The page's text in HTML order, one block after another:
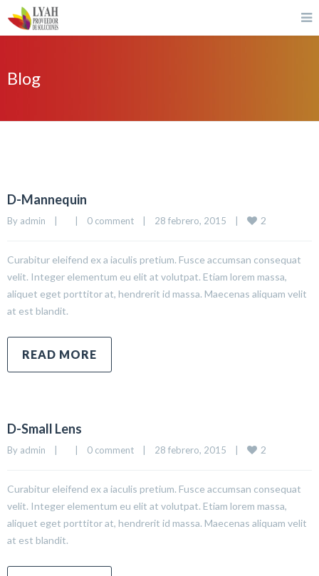
Blog
D-Mannequin
By admin 0 comment 28 febrero, 2015 2
Curabitur eleifend ex a iaculis pretium. Fusce accumsan consequat
velit. Integer elementum eu elit at volutpat. Etiam lorem massa,
aliquet eget porttitor at, hendrerit id massa. Maecenas aliquam velit
at est blandit.
READ MORE
D-Small Lens
By admin 0 comment 28 febrero, 2015 2
Curabitur eleifend ex a iaculis pretium. Fusce accumsan consequat
velit. Integer elementum eu elit at volutpat. Etiam lorem massa,
aliquet eget porttitor at, hendrerit id massa. Maecenas aliquam velit
at est blandit.